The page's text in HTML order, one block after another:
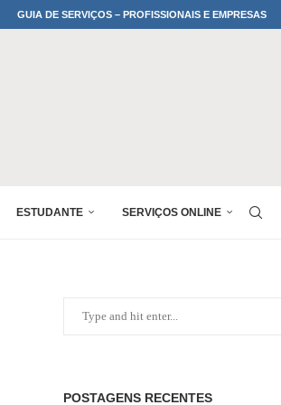
GUIA DE SERVIÇOS – PROFISSIONAIS E EMPRESAS
ESTUDANTE SERVIÇOS ONLINE
POSTAGENS RECENTES